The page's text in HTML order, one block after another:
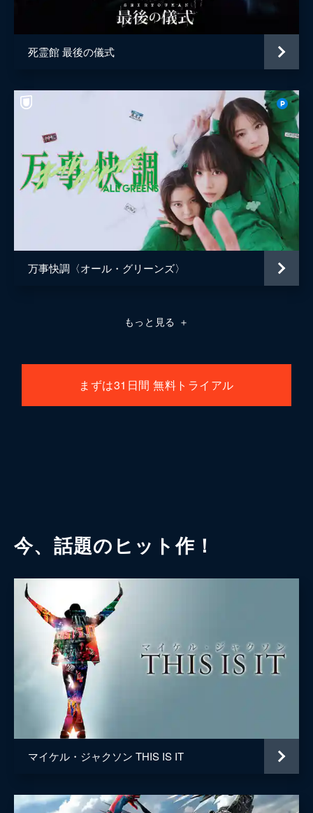
死霊館 最後の儀式
万事快調〈オール・グリーンズ〉
もっと見る ＋
まずは31日間 無料トライアル
今、話題のヒット作！
マイケル・ジャクソン THIS IS IT